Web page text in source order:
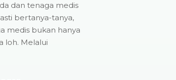
dan tenaga medis
bertanya-tanya,
medis bukan hanya
loh. Melalui